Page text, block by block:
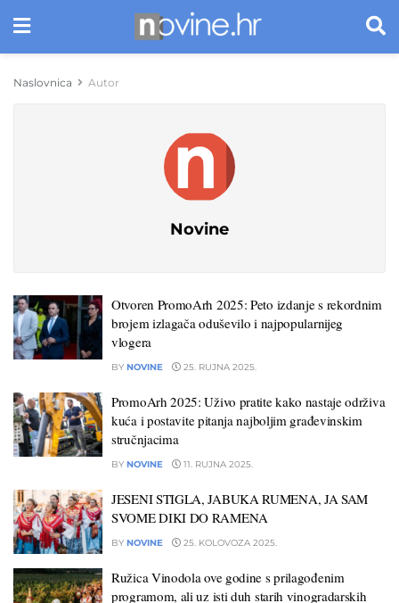
Naslovnica Autor
Novine
Otvoren PromoArh 2025: Peto izdanje s rekordnim
brojem izlagača oduševilo i najpopularnijeg
vlogera
BY NOVINE 25. RUJNA 2025.
PromoArh 2025: Uživo pratite kako nastaje održiva
kuća i postavite pitanja najboljim građevinskim
stručnjacima
BY NOVINE 11. RUJNA 2025.
JESENI STIGLA, JABUKA RUMENA, JA SAM
SVOME DIKI DO RAMENA
BY NOVINE 25. KOLOVOZA 2025.
Ružica Vinodola ove godine s prilagođenim
programom, ali uz isti duh starih vinogradarskih